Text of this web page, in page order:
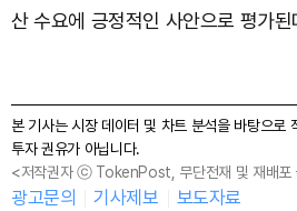
산 수요에 긍정적인 사안으로 평가된
본 기사는 시장 데이터 및 차트 분석을 바탕으로
투자 권유가 아닙니다.
<저작권자 ⓒ TokenPost, 무단전재 및 재배포
광고문의 기사제보 보도자료